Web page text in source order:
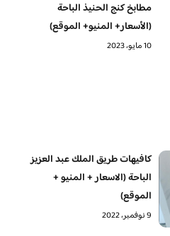
مطابخ كنج الحنيذ الباحة
(الأسعار+ المنيو+ الموقع)
10 مايو، 2023
كافيهات طريق الملك عبد العزيز
الباحة (الاسعار + المنيو +
الموقع)
9 نوفمبر، 2022